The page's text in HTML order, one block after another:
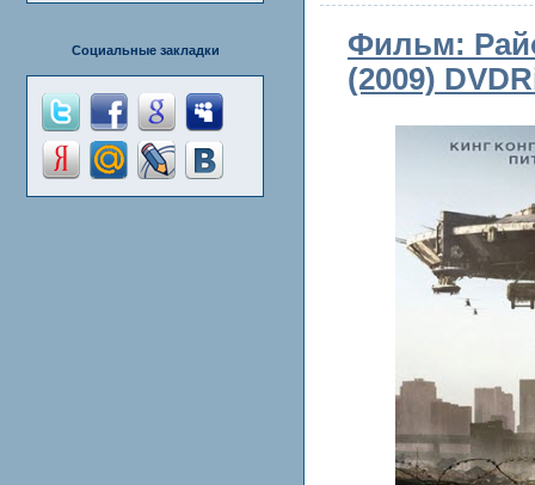
Социальные закладки
Фильм:
(2009)